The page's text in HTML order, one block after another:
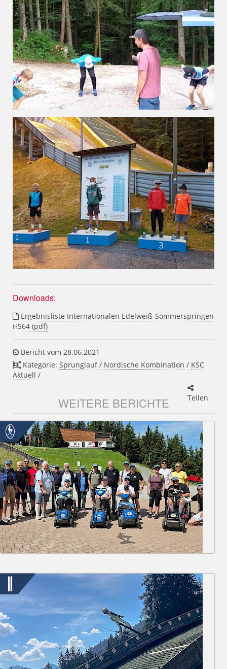
Downloads:
Ergebnisliste Internationalen Edelweiß-Sommerspringen
HS64 (pdf)
Bericht vom 28.06.2021
Kategorie: Sprunglauf / Nordische Kombination / KSC
Aktuell /
Teilen
WEITERE BERICHTE